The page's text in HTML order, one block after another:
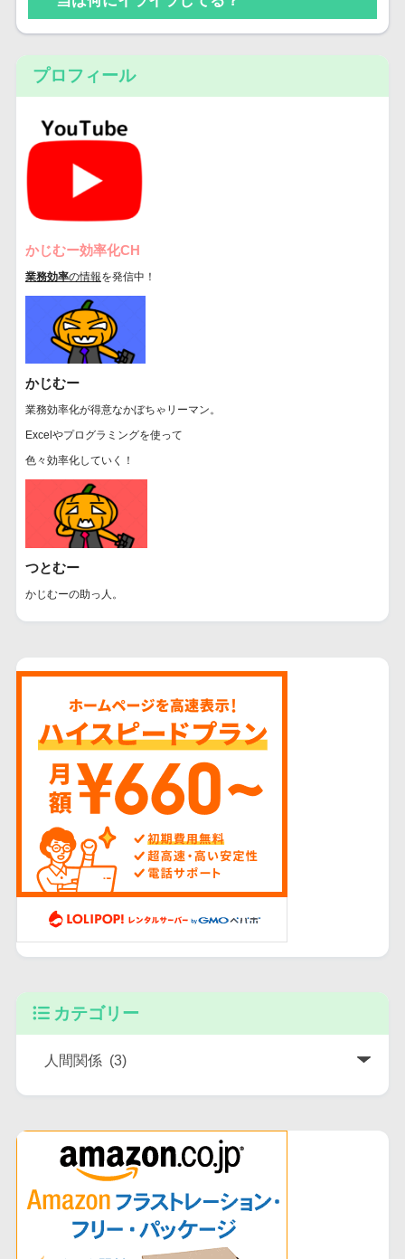
プロフィール
かじむー効率化CH
業務効率の情報を発信中！
かじむー
業務効率化が得意なかぼちゃリーマン。
Excelやプログラミングを使って
色々効率化していく！
つとむー
かじむーの助っ人。
カテゴリー